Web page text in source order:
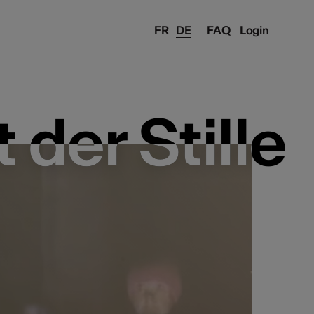
FAQ Login
FR DE
der Stille
der Stille